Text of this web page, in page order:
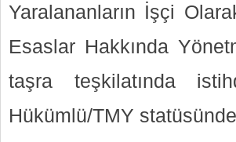
Yaralananların İşçi
Esaslar Hakkında
taşra teşkilatında
Hükümlü/TMY